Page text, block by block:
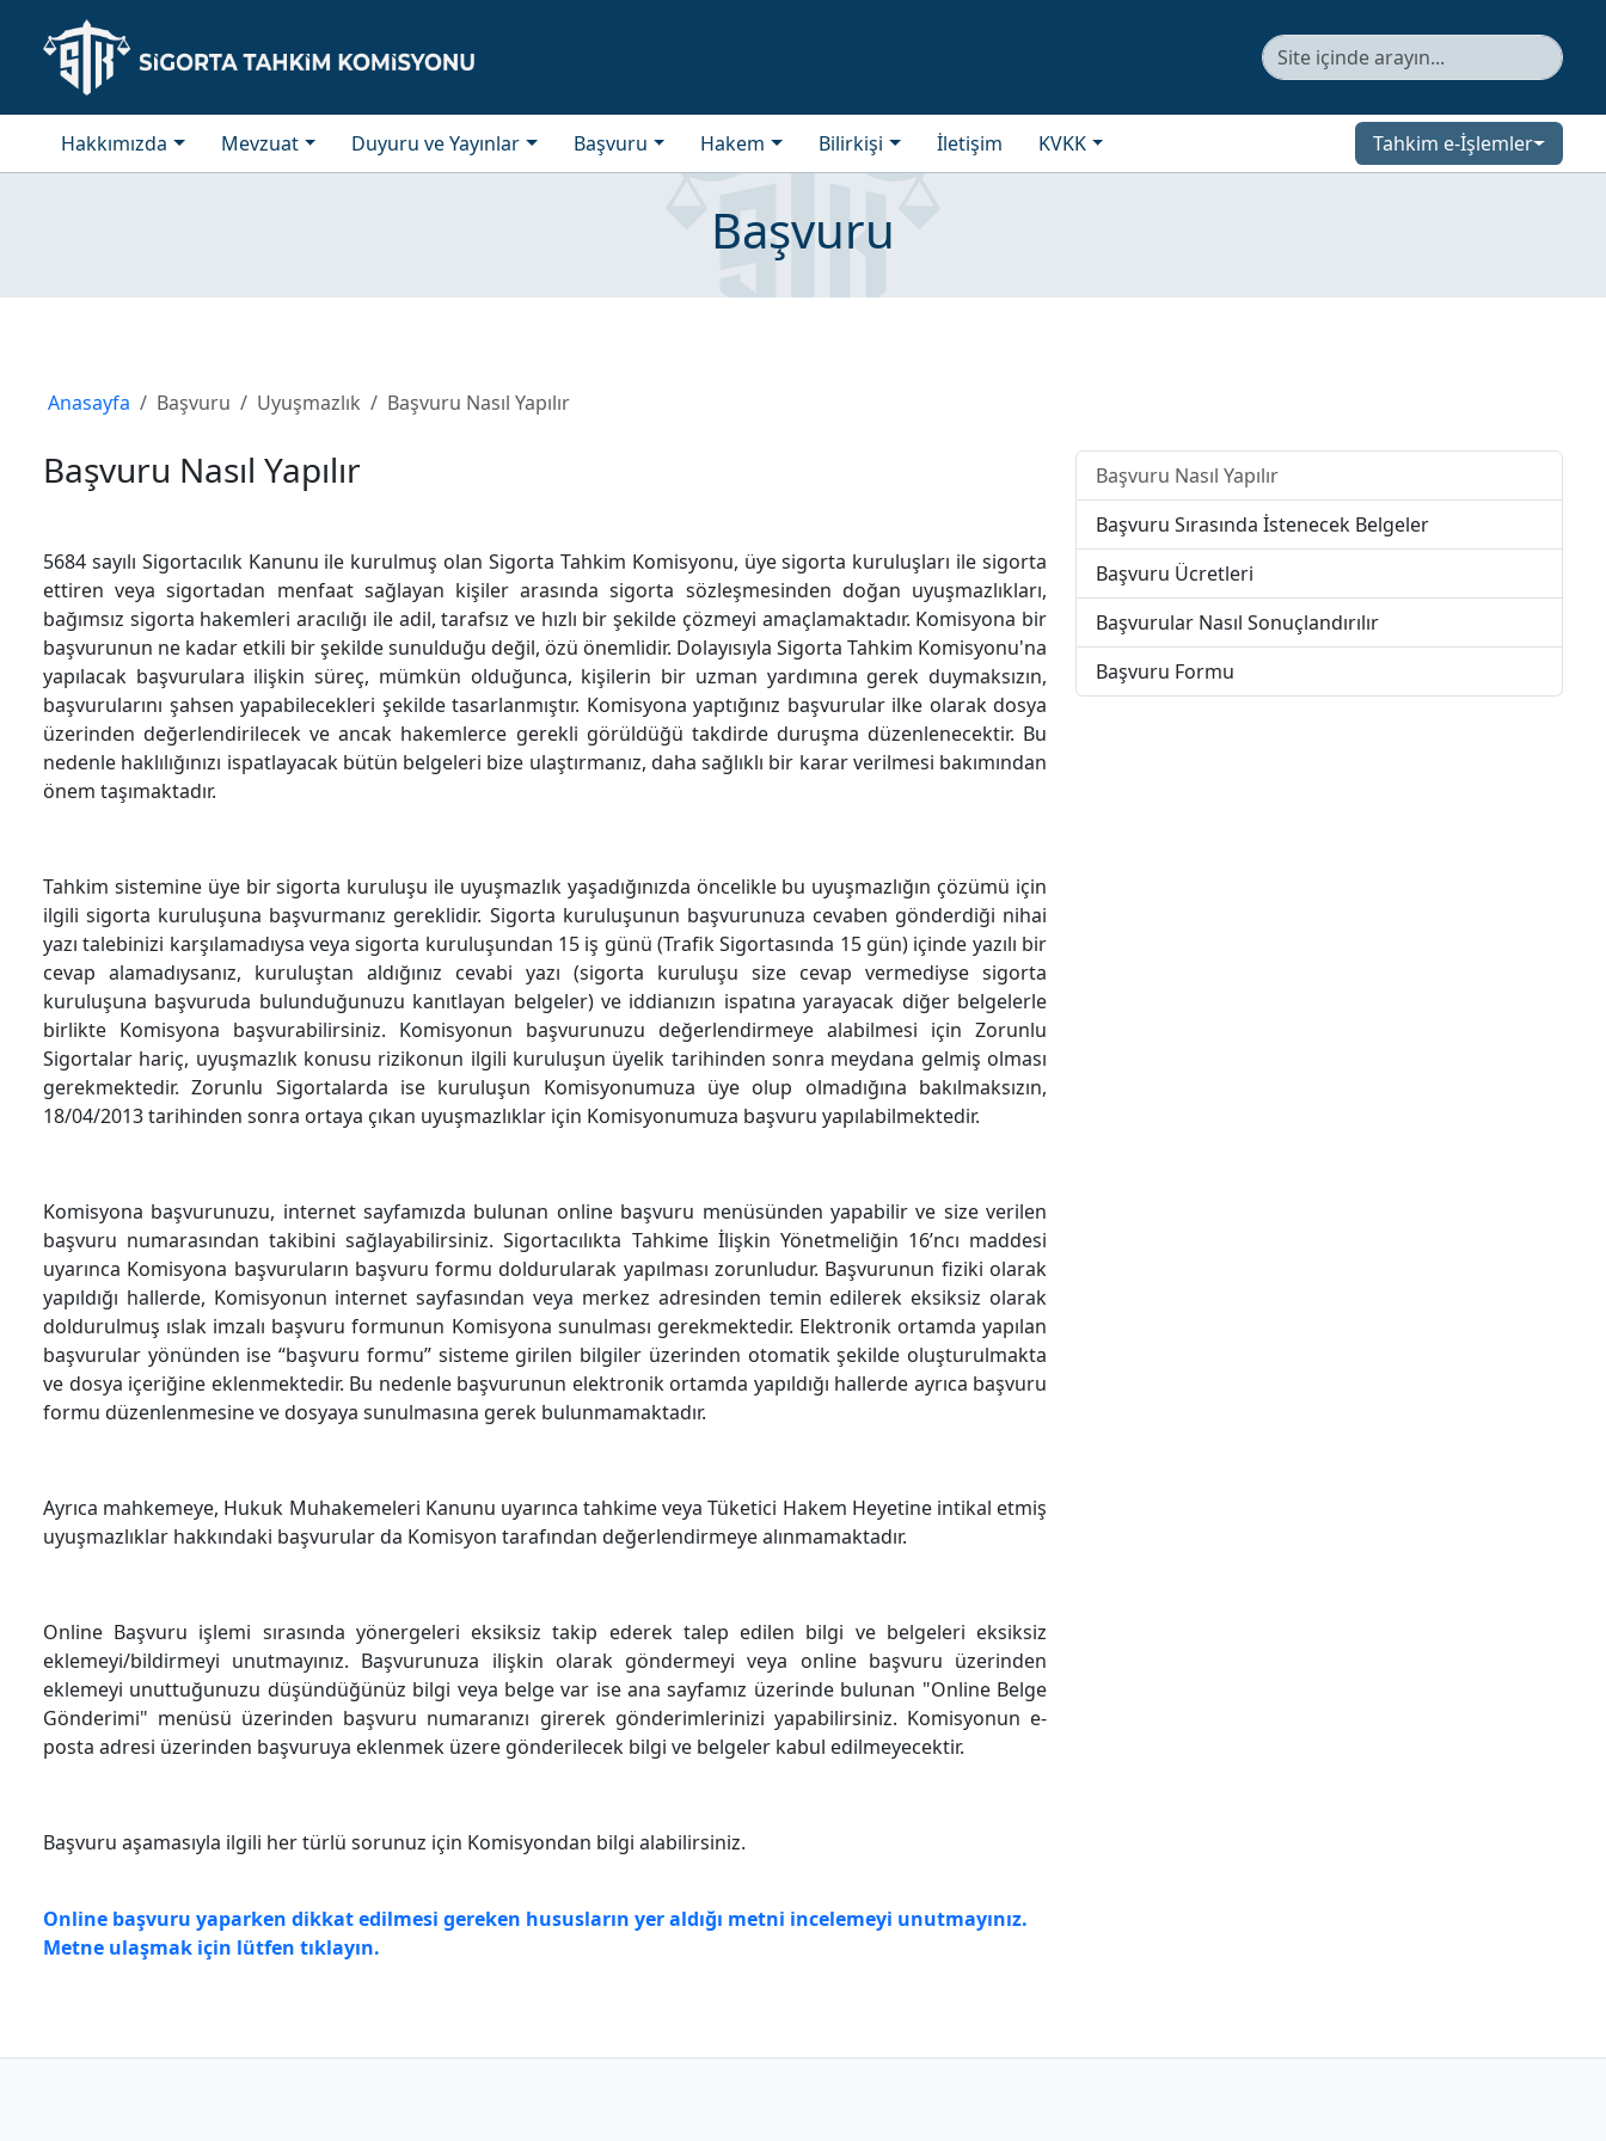
Hakkımızda Mevzuat Duyuru ve Yayınlar Başvuru Hakem Bilirkişi İletişim KVKK Tahkim e-İşlemler
Başvuru
Anasayfa Başvuru Uyuşmazlık Başvuru Nasıl Yapılır
Başvuru Nasıl Yapılır
5684 sayılı Sigortacılık Kanunu ile kurulmuş olan Sigorta Tahkim Komisyonu, üye sigorta kuruluşları ile sigorta
ettiren veya sigortadan menfaat sağlayan kişiler arasında sigorta sözleşmesinden doğan uyuşmazlıkları,
bağımsız sigorta hakemleri aracılığı ile adil, tarafsız ve hızlı bir şekilde çözmeyi amaçlamaktadır. Komisyona bir
başvurunun ne kadar etkili bir şekilde sunulduğu değil, özü önemlidir. Dolayısıyla Sigorta Tahkim Komisyonu'na
yapılacak başvurulara ilişkin süreç, mümkün olduğunca, kişilerin bir uzman yardımına gerek duymaksızın,
başvurularını şahsen yapabilecekleri şekilde tasarlanmıştır. Komisyona yaptığınız başvurular ilke olarak dosya
üzerinden değerlendirilecek ve ancak hakemlerce gerekli görüldüğü takdirde duruşma düzenlenecektir. Bu
nedenle haklılığınızı ispatlayacak bütün belgeleri bize ulaştırmanız, daha sağlıklı bir karar verilmesi bakımından
önem taşımaktadır.
Tahkim sistemine üye bir sigorta kuruluşu ile uyuşmazlık yaşadığınızda öncelikle bu uyuşmazlığın çözümü için
ilgili sigorta kuruluşuna başvurmanız gereklidir. Sigorta kuruluşunun başvurunuza cevaben gönderdiği nihai
yazı talebinizi karşılamadıysa veya sigorta kuruluşundan 15 iş günü (Trafik Sigortasında 15 gün) içinde yazılı bir
cevap alamadıysanız, kuruluştan aldığınız cevabi yazı (sigorta kuruluşu size cevap vermediyse sigorta
kuruluşuna başvuruda bulunduğunuzu kanıtlayan belgeler) ve iddianızın ispatına yarayacak diğer belgelerle
birlikte Komisyona başvurabilirsiniz. Komisyonun başvurunuzu değerlendirmeye alabilmesi için Zorunlu
Sigortalar hariç, uyuşmazlık konusu rizikonun ilgili kuruluşun üyelik tarihinden sonra meydana gelmiş olması
gerekmektedir. Zorunlu Sigortalarda ise kuruluşun Komisyonumuza üye olup olmadığına bakılmaksızın,
18/04/2013 tarihinden sonra ortaya çıkan uyuşmazlıklar için Komisyonumuza başvuru yapılabilmektedir.
Komisyona başvurunuzu, internet sayfamızda bulunan online başvuru menüsünden yapabilir ve size verilen
başvuru numarasından takibini sağlayabilirsiniz. Sigortacılıkta Tahkime İlişkin Yönetmeliğin 16’ncı maddesi
uyarınca Komisyona başvuruların başvuru formu doldurularak yapılması zorunludur. Başvurunun fiziki olarak
yapıldığı hallerde, Komisyonun internet sayfasından veya merkez adresinden temin edilerek eksiksiz olarak
doldurulmuş ıslak imzalı başvuru formunun Komisyona sunulması gerekmektedir. Elektronik ortamda yapılan
başvurular yönünden ise “başvuru formu” sisteme girilen bilgiler üzerinden otomatik şekilde oluşturulmakta
ve dosya içeriğine eklenmektedir. Bu nedenle başvurunun elektronik ortamda yapıldığı hallerde ayrıca başvuru
formu düzenlenmesine ve dosyaya sunulmasına gerek bulunmamaktadır.
Ayrıca mahkemeye, Hukuk Muhakemeleri Kanunu uyarınca tahkime veya Tüketici Hakem Heyetine intikal etmiş
uyuşmazlıklar hakkındaki başvurular da Komisyon tarafından değerlendirmeye alınmamaktadır.
Online Başvuru işlemi sırasında yönergeleri eksiksiz takip ederek talep edilen bilgi ve belgeleri eksiksiz
eklemeyi/bildirmeyi unutmayınız. Başvurunuza ilişkin olarak göndermeyi veya online başvuru üzerinden
eklemeyi unuttuğunuzu düşündüğünüz bilgi veya belge var ise ana sayfamız üzerinde bulunan "Online Belge
Gönderimi" menüsü üzerinden başvuru numaranızı girerek gönderimlerinizi yapabilirsiniz. Komisyonun e-
posta adresi üzerinden başvuruya eklenmek üzere gönderilecek bilgi ve belgeler kabul edilmeyecektir.
Başvuru aşamasıyla ilgili her türlü sorunuz için Komisyondan bilgi alabilirsiniz.
Online başvuru yaparken dikkat edilmesi gereken hususların yer aldığı metni incelemeyi unutmayınız.
Metne ulaşmak için lütfen tıklayın.
Başvuru Nasıl Yapılır
Başvuru Sırasında İstenecek Belgeler
Başvuru Ücretleri
Başvurular Nasıl Sonuçlandırılır
Başvuru Formu